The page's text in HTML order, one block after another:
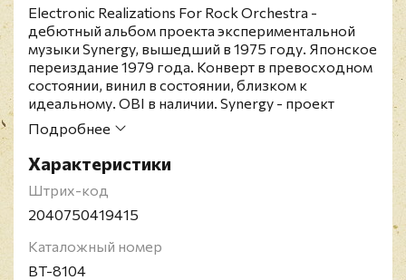
Electronic Realizations For Rock Orchestra -
дебютный альбом проекта экспериментальной
музыки Synergy, вышедший в 1975 году. Японское
переиздание 1979 года. Конверт в превосходном
состоянии, винил в состоянии, близком к
идеальному. OBI в наличии. Synergy - проект
музыканта-электронщика, композитора и
исполнителя на синтезаторе Ларри Фаста. Проект
существовал с 1975 по 1987 год, в нём Ларри Фаст
создавал композиции в духе классики на
электронном инструменте, к которым добавлял
также гитары и ударные. Это сделало альбомы
эмбиент. Впоследствии Ларри Фаст работал с
многими популярными исполнителями, среди
Подробнее
Характеристики
Штрих-код
2040750419415
Каталожный номер
BT-8104